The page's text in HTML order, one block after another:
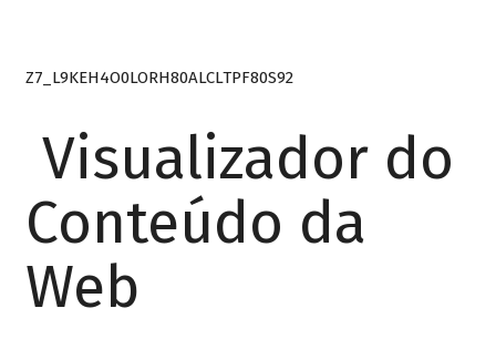
Z7_L9KEH4O0LORH80ALCLTPF80S92
Visualizador do
Conteúdo da
Web